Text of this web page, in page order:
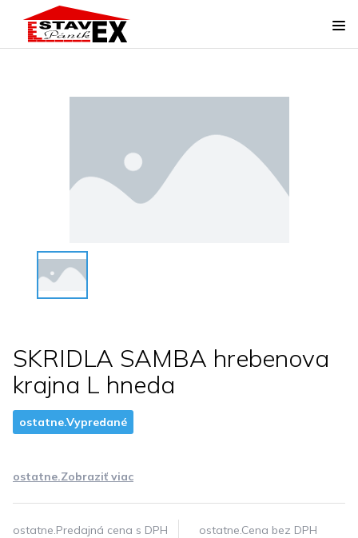
SKRIDLA SAMBA hrebenova
krajna L hneda
ostatne.Vypredané
ostatne.Zobraziť viac
ostatne.Predajná cena s DPH ostatne.Cena bez DPH